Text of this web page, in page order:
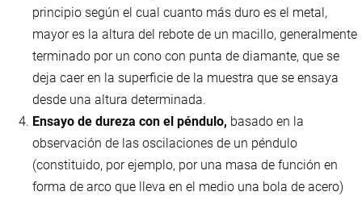
principio según el cual cuanto más duro es el metal,
mayor es la altura del rebote de un macillo, generalmente
terminado por un cono con punta de diamante, que se
deja caer en la superficie de la muestra que se ensaya
desde una altura determinada.
Ensayo de dureza con el péndulo, basado en la
observación de las oscilaciones de un péndulo
(constituido, por ejemplo, por una masa de función en
forma de arco que lleva en el medio una bola de acero)